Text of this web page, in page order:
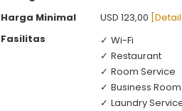
Harga Minimal
USD 123,00
Fasilitas
Wi-Fi
Restaurant
Room Service
Business Room
Laundry